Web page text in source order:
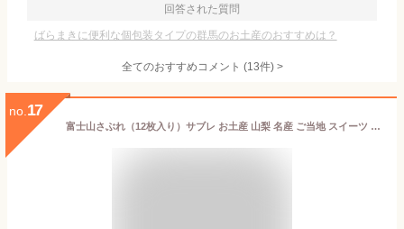
回答された質問
ばらまきに便利な個包装タイプの群馬のお土産のおすすめは？
全てのおすすめコメント (13件) >
no. 17
富士山さぶれ（12枚入り）サブレ お土産 山梨 名産 ご当地 スイーツ 洋菓子 お菓子 鐘山苑 お礼 お返し 富士山 贈答